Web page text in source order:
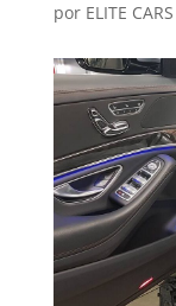
por ELITE CARS